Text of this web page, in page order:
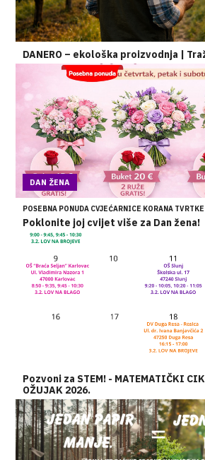
DANERO – ekološka proizvodnja |
DAN ŽENA
POSEBNA PONUDA CVJEĆARNICE KORANA
Poklonite joj cvijet više za Dan žena!
Pozvoni za STEM! - MATEMATIČKI
OŽUJAK 2026.